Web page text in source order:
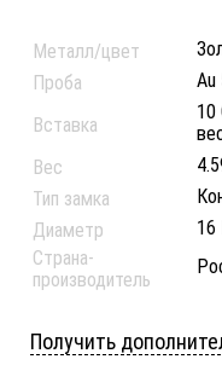
Металл/цвет
Проба
Au
Вставка
10
Вес
Тип замка
Диаметр
Страна-
производитель
Получить